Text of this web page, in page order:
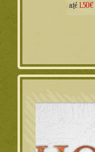
até 1.50€